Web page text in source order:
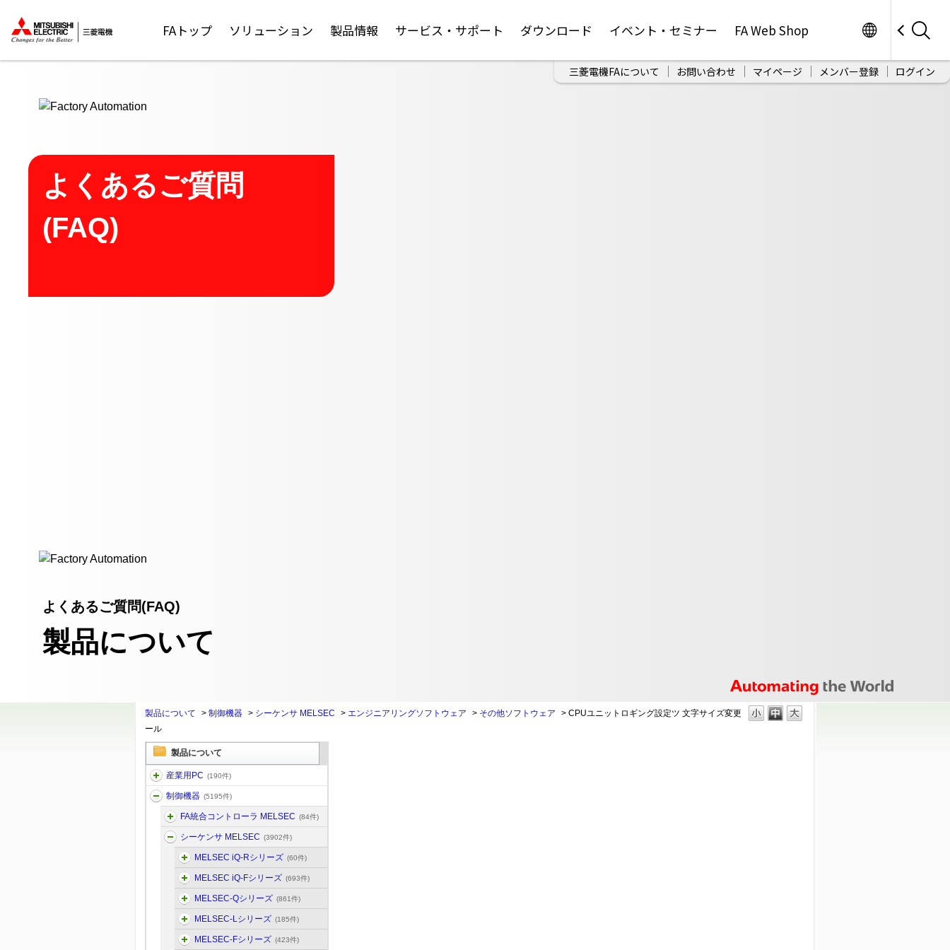
FAトップ ソリューション 製品情報 サービス・サポート ダウンロード イベント・セミナー FA Web Shop
三菱電機FAについて お問い合わせ マイページ メンバー登録 ログイン
よくあるご質問
(FAQ)
よくあるご質問(FAQ)
製品について
文字サイズ変更
製品について > 制御機器 > シーケンサ MELSEC > エンジニアリングソフトウェア > その他ソフトウェア > CPUユニットロギング設定ツ
ール
製品について
産業用PC (190件)
制御機器 (5195件)
FA統合コントローラ MELSEC (84件)
シーケンサ MELSEC (3902件)
MELSEC iQ-Rシリーズ (60件)
MELSEC iQ-Fシリーズ (693件)
MELSEC-Qシリーズ (861件)
MELSEC-Lシリーズ (185件)
MELSEC-Fシリーズ (423件)